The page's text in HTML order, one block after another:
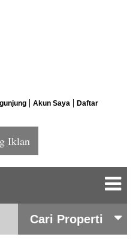
Akun Saya Daftar
Iklan
Cari Properti